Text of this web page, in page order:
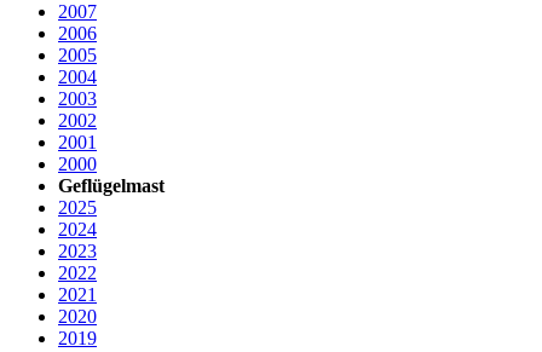
2007
2006
2005
2004
2003
2002
2001
2000
Geflügelmast
2025
2024
2023
2022
2021
2020
2019